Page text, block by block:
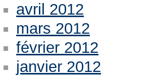
avril 2012
mars 2012
février 2012
janvier 2012